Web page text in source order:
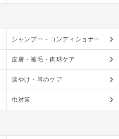
シャンプー・コンディショナー
皮膚・被毛・肉球ケア
涙やけ・耳のケア
虫対策